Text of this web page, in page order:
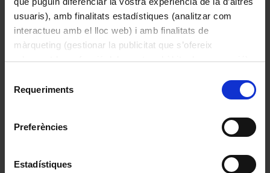
usuaris), amb finalitats estadístiques (analitzar com
interactueu amb el lloc web) i amb finalitats de
màrqueting (gestionar la publicitat que s’ofereix
adequant-la en funció dels vostres hàbits de navegació).
consultar laPolítica de galetes del lloc web de la
Requeriments
Preferències
Estadístiques
Jordi Sabater Pi